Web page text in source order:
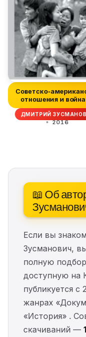
Советско-
отношения и
Вьетнам...
ДМИТРИЙ
2016
📖 Об
Если вы
Зусманович,
полную
доступную на
публикуется с
жанрах
«История» .
скачиваний —